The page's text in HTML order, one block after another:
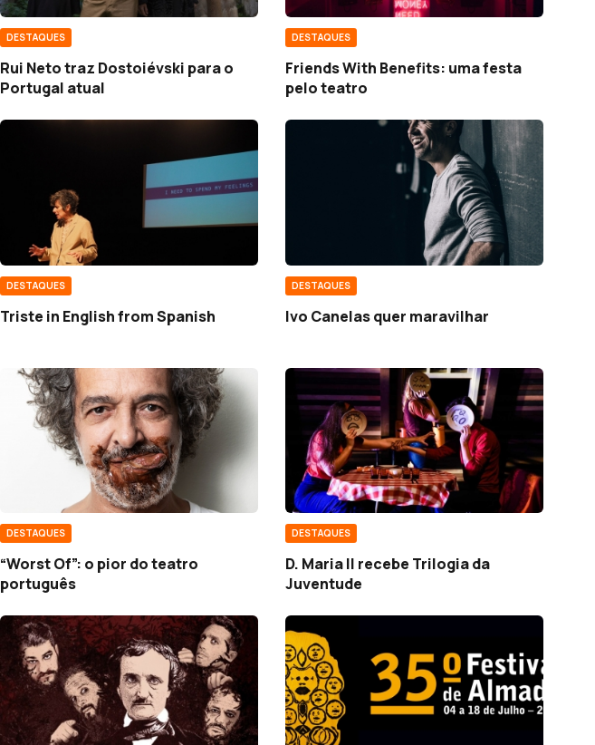
DESTAQUES
Rui Neto traz Dostoiévski para o
Portugal atual
DESTAQUES
Friends With Benefits: uma festa
pelo teatro
DESTAQUES
Triste in English from Spanish
DESTAQUES
Ivo Canelas quer maravilhar
DESTAQUES
“Worst Of”: o pior do teatro
português
DESTAQUES
D. Maria II recebe Trilogia da
Juventude